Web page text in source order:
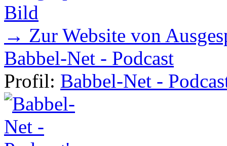
→ Zur Website von
Babbel-Net - Podcast
Profil: Babbel-Net -